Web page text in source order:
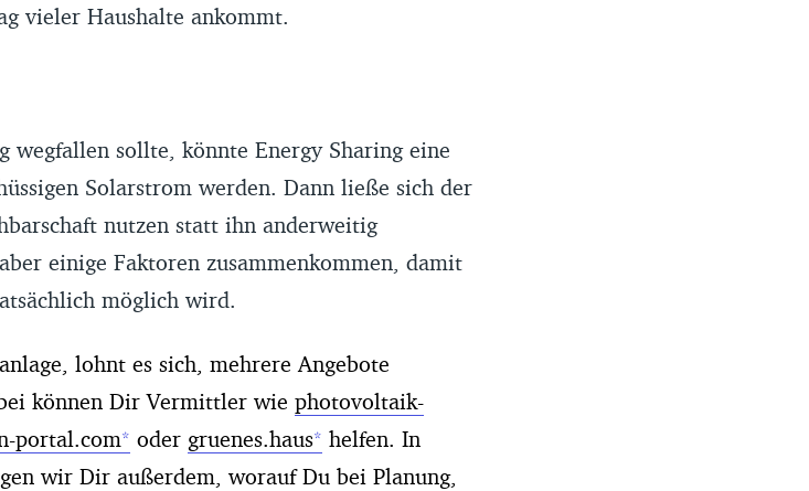
vieler Haushalte ankommt.
wegfallen sollte, könnte Energy Sharing eine
Solarstrom werden. Dann ließe sich der
nutzen statt ihn anderweitig
einige Faktoren zusammenkommen, damit
möglich wird.
lohnt es sich, mehrere Angebote
können Dir Vermittler wie photovoltaik-
portal.com oder gruenes.haus helfen. In
wir Dir außerdem, worauf Du bei Planung,